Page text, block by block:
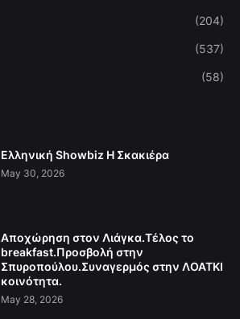
(204)
(537)
(58)
Ελληνική Showbiz Η Σκακιέρα
May 30, 2026
Αποχώρηση στον Λιάγκα.Τέλος το
breakfast.Προσβολή στην
Σπυροπούλου.Συναγερμός στην ΛΟΑΤΚΙ
κοινότητα.
May 28, 2026